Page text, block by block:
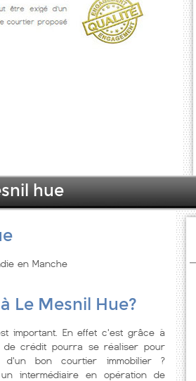
hue
en Manche
Le Mesnil Hue?
important. En effet c'est grâce à
crédit pourra se réaliser pour
bon courtier immobilier ?
intermédiaire en opération de